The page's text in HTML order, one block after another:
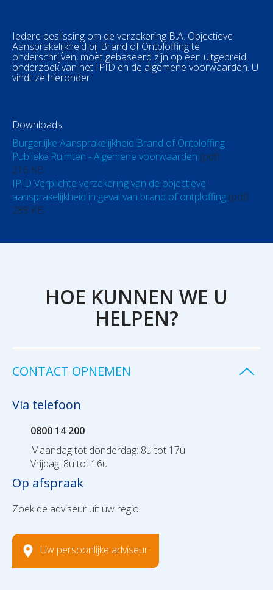
Iedere beslissing om de verzekering B.A. Objectieve
Aansprakelijkheid bij Brand of Ontploffing te
onderschrijven, moet gebaseerd zijn op een uitgebreid
onderzoek van het IPID en de algemene voorwaarden. U
vindt ze hieronder.
Downloads
Burgerlijke Aansprakelijkheid Brand of Ontploffing
Publieke Ruimten - Algemene voorwaarden (pdf)
216 KB
IPID Verplichte verzekering van de objectieve
aansprakelijkheid in geval van brand of ontploffing (pdf)
289 KB
HOE KUNNEN WE U
HELPEN?
CONTACT OPNEMEN
Via telefoon
0800 14 200
Maandag tot donderdag: 8u tot 17u
Vrijdag: 8u tot 16u
Op afspraak
Zoek de adviseur uit uw regio
Uw persoonlijke adviseur